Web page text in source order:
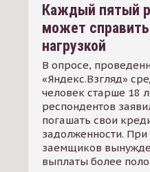
Каждый пятый
может
нагрузкой
В опросе,
«Яндекс.Взгляд»
человек старше 18
респондентов
погашать свои
задолженности. При
заемщиков
выплаты более